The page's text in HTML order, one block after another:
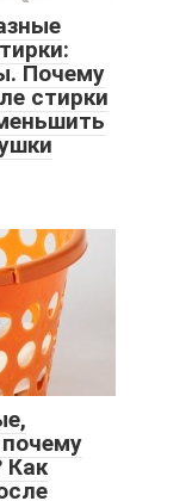
Почему
стирки
Как